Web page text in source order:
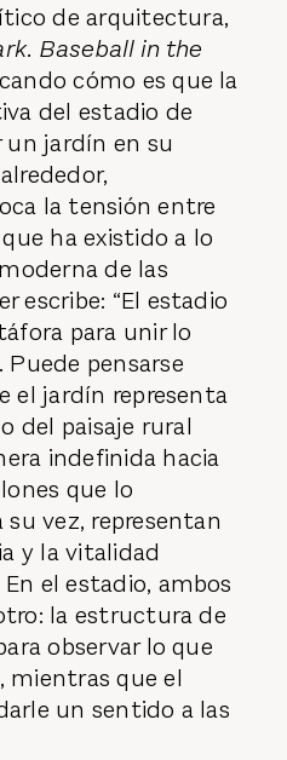
de arquitectura,
Baseball in the
cómo es que la
del estadio de
un jardín en su
la tensión entre
ha existido a lo
de las
escribe: “El estadio
para unir lo
pensarse
el jardín representa
del paisaje rural
indefinida hacia
que lo
vez, representan
y la vitalidad
el estadio, ambos
la estructura de
observar lo que
mientras que el
un sentido a las